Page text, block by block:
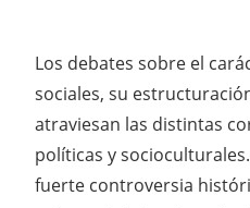
Los debates sobre el
sociales, su
atraviesan las distintas
políticas y
fuerte controversia